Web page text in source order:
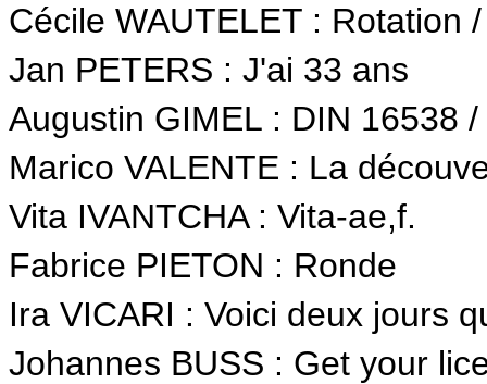
Cécile WAUTELET : Rotation
Jan PETERS : J'ai 33 ans
Augustin GIMEL : DIN 16538
Marico VALENTE : La
Vita IVANTCHA : Vita-ae,f.
Fabrice PIETON : Ronde
Ira VICARI : Voici deux jours
Johannes BUSS : Get your